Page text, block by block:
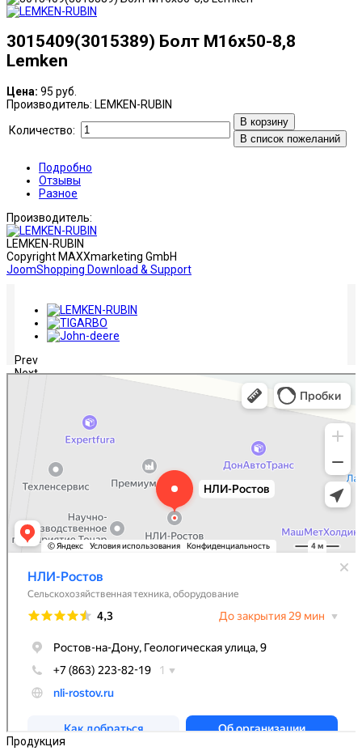
3015409(3015389) Болт М16х50-8,8
Lemken
Цена: 95 руб.
Производитель: LEMKEN-RUBIN
Количество:
В корзину
В список пожеланий
Подробно
Отзывы
Разное
Производитель:
LEMKEN-RUBIN
Copyright MAXXmarketing GmbH
JoomShopping Download & Support
Prev
Next
НЛИ-Ростов
Сельскохозяйственная техника, оборудование в Ростове‑на‑Дону
Продукция